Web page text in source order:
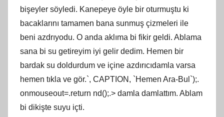
bişeyler söyledi. Kanepeye öyle bir oturmuştu ki
bacaklarını tamamen bana sunmuş çizmeleri ile
beni azdrıyodu. O anda aklıma bi fikir geldi. Ablama
sana bi su getireyim iyi gelir dedim. Hemen bir
bardak su doldurdum ve içine azdırıcıdamla varsa
hemen tıkla ve gör.`, CAPTION, `Hemen Ara-Bul`);.
onmouseout=.return nd();.> damla damlattım. Ablam
bi dikişte suyu içti.